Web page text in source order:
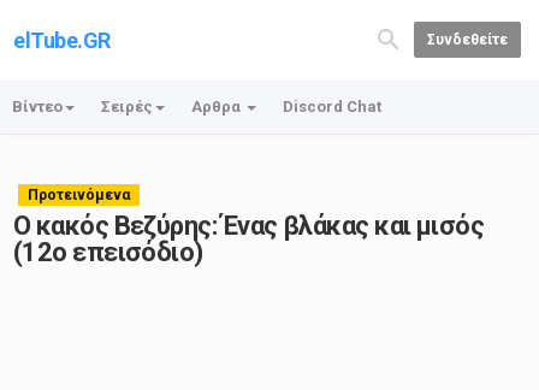
elTube.GR Συνδεθείτε
Βίντεο Σειρές Αρθρα Discord Chat
Προτεινόμενα
Ο κακός Βεζύρης: Ένας βλάκας και μισός
(12o επεισόδιο)